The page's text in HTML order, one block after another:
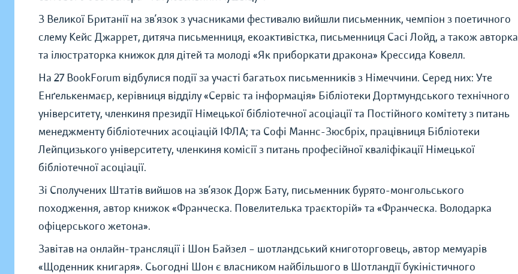
З Великої Британії на зв’язок з учасниками фестивалю вийшли письменник, чемпіон з поетичного
слему Кейс Джаррет, дитяча письменниця, екоактивістка, письменниця Сасі Лойд, а також авторка
та ілюстраторка книжок для дітей та молоді «Як приборкати дракона» Крессида Ковелл.
На 27 BookForum відбулися події за участі багатьох письменників з Німеччини. Серед них: Уте
Енґелькенмаєр, керівниця відділу «Сервіс та інформація» Бібліотеки Дортмундського технічного
університету, членкиня президії Німецької бібліотечної асоціації та Постійного комітету з питань
менеджменту бібліотечних асоціацій ІФЛА; та Софі Маннс-Зюсбріх, працівниця Бібліотеки
Лейпцизького університету, членкиня комісії з питань професійної кваліфікації Німецької
бібліотечної асоціації.
Зі Сполучених Штатів вийшов на зв’язок Дорж Бату, письменник бурято-монгольського
походження, автор книжок «Франческа. Повелителька траєкторій» та «Франческа. Володарка
офіцерського жетона».
Завітав на онлайн-трансляції і Шон Байзел – шотландський книготорговець, автор мемуарів
«Щоденник книгаря». Сьогодні Шон є власником найбільшого в Шотландії букіністичного